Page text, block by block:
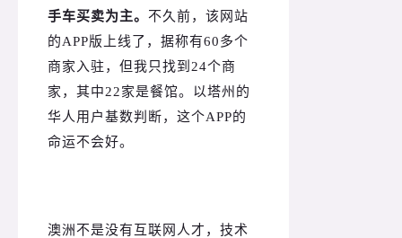
手车买卖为主。 不久前，该网站
的APP版上线了，据称有60多个
商家入驻，但我只找到24个商
家，其中22家是餐馆。以塔州的
华人用户基数判断，这个APP的
命运不会好。
澳洲不是没有互联网人才，技术